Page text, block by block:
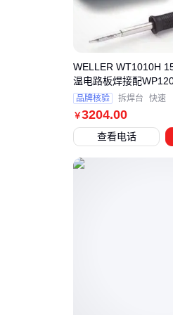
￥3204.00
WELLER WT1010H
温电路板焊接配
品牌核验 拆焊台 快速
查看电话